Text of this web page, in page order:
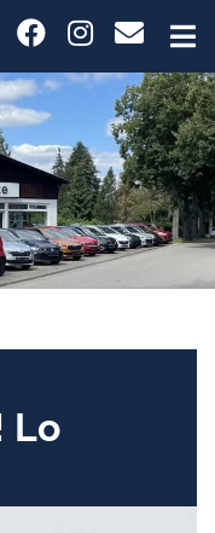
Lo